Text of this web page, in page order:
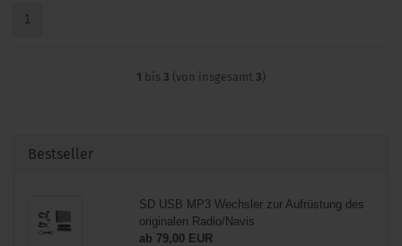
1
1 bis 3 (von insgesamt 3)
Bestseller
SD USB MP3 Wechsler zur Aufrüstung des
originalen Radio/Navis
ab 79,00 EUR